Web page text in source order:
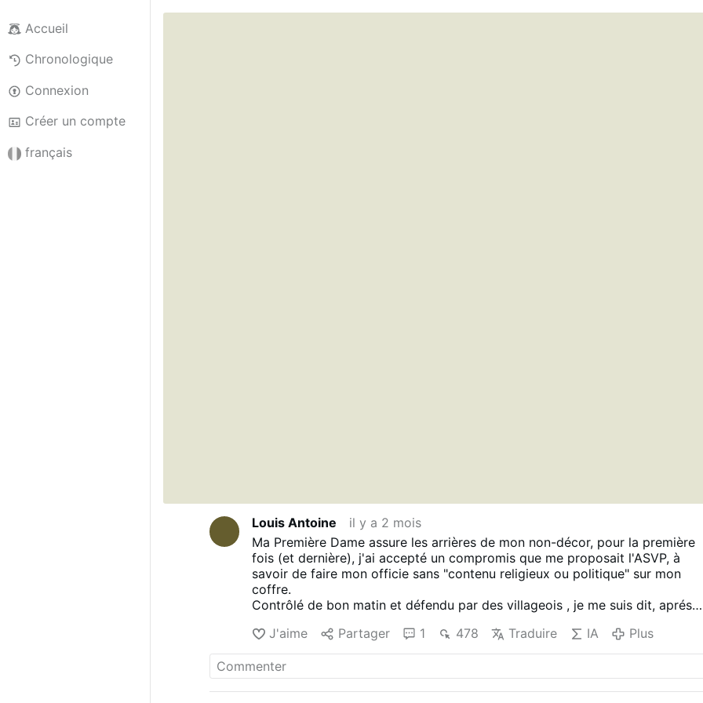
Accueil
Chronologique
Connexion
Créer un compte
français
Louis Antoine
il y a 2 mois
Ma Première Dame assure les arrières de mon non-décor, pour la première
fois (et dernière), j'ai accepté un compromis que me proposait l'ASVP, à
savoir de faire mon officie sans "contenu religieux ou politique" sur mon
coffre.
Contrôlé de bon matin et défendu par des villageois , je me suis dit, aprés
contenu de mes paroles suffira à l'apostolat pour cette fois, et je m'éviterai
de mourir d'épuisement à gravir encore des cols pour me rendre à la Costa
San Andréa.
Le recital fût un succés, bien que fort usant , une heure quinze à l'ombre,
J'aime Partager 1 478 Traduire IA Plus